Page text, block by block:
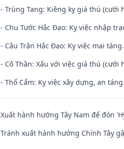
- Trùng Tang: Kiêng kỵ giá thú (cưới
- Chu Tước Hắc Đạo: Kỵ việc nhập
- Câu Trận Hắc Đạo: Kỵ việc mai táng.
- Cô Thần: Xấu với việc giá thú (cưới
- Thổ Cẩm: Kỵ việc xây dựng, an táng.
Xuất hành hướng Tây Nam để đón
Tránh xuất hành hướng Chính Tây